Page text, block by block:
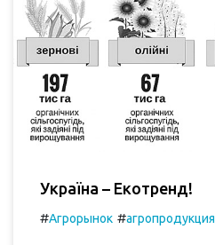
Україна – Екотренд!
#Агрорынок #агропродукция